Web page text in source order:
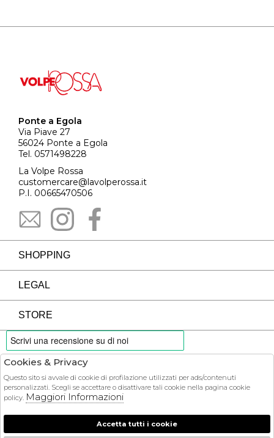
Ponte a Egola
Via Piave 27
56024 Ponte a Egola
Tel. 0571498228
La Volpe Rossa
customercare@lavolperossa.it
P.I. 00665470506
SHOPPING
LEGAL
STORE
PAYMENTS
COURIER
Cookies & Privacy
Questo sito si avvale di cookie di profilazione utilizzati per ads/contenuti
personalizzati. Scegli se accettare o disattivare tali cookie nella pagina cookie
policy. Maggiori Informazioni
Accetta tutti i cookie